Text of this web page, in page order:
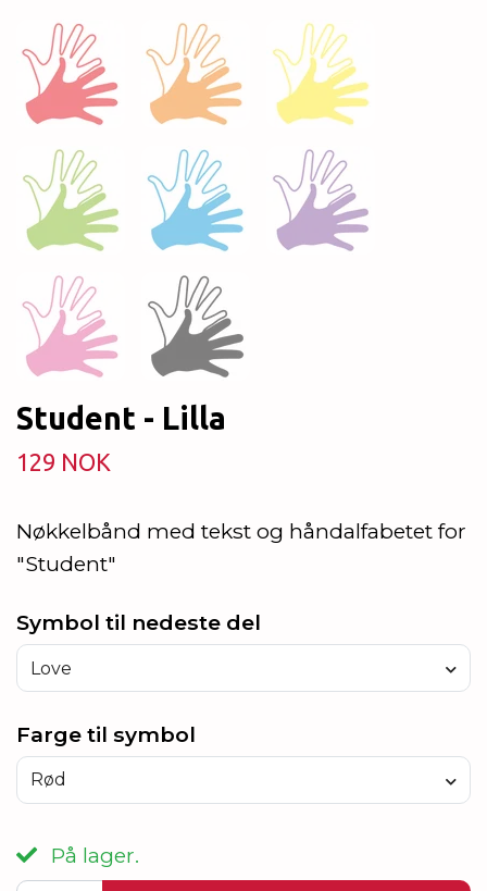
Student - Lilla
129 NOK
Nøkkelbånd med tekst og håndalfabetet for
"Student"
Symbol til nedeste del
Love
Farge til symbol
Rød
På lager.